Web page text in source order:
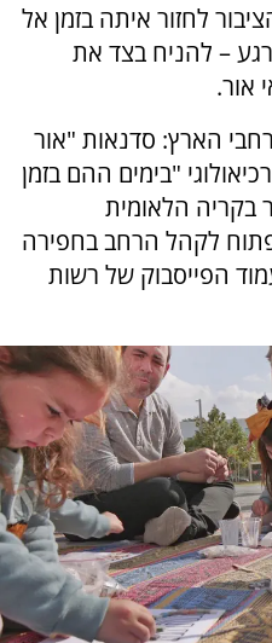
לחזור איתה בזמן אל
– להניח בצד את
אור.
רחבי הארץ: סדנאות "אור
"בימים ההם בזמן
בקריה הלאומית
פתוח לקהל הרחב בחפירה
הפייסבוק של רשות